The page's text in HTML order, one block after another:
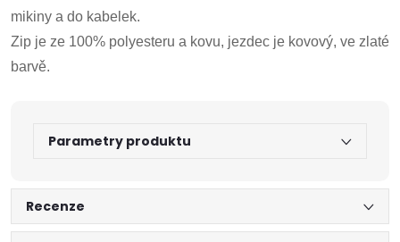
mikiny a do kabelek.
Zip je ze 100% polyesteru a kovu, jezdec je kovový, ve zlaté
barvě.
Parametry produktu
Recenze